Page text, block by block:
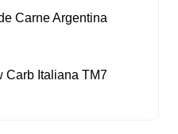
Carne Argentina
Carb Italiana TM7